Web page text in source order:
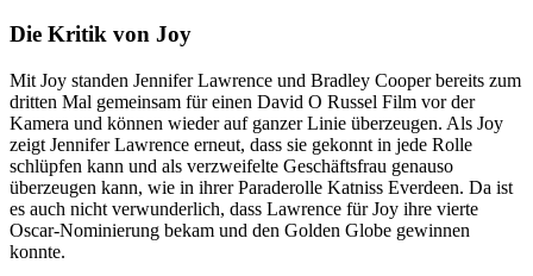
Die Kritik von Joy
Mit Joy standen Jennifer Lawrence und Bradley Cooper bereits zum
dritten Mal gemeinsam für einen David O Russel Film vor der
Kamera und können wieder auf ganzer Linie überzeugen. Als Joy
zeigt Jennifer Lawrence erneut, dass sie gekonnt in jede Rolle
schlüpfen kann und als verzweifelte Geschäftsfrau genauso
überzeugen kann, wie in ihrer Paraderolle Katniss Everdeen. Da ist
es auch nicht verwunderlich, dass Lawrence für Joy ihre vierte
Oscar-Nominierung bekam und den Golden Globe gewinnen
konnte.